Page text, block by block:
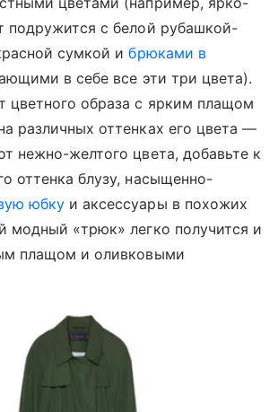
подружится с белой рубашкой-
сумкой ибрюками в
в себе все эти три цвета).
цветного образа с ярким плащом
различных оттенках его цвета —
нежно-желтого цвета, добавьте к
оттенка блузу, насыщенно-
юбкуи аксессуары в похожих
модный «трюк» легко получится и
плащом и оливковыми